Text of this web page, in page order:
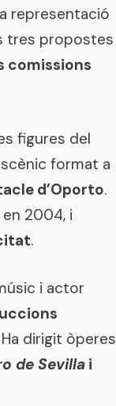
representació
tres propostes
comissions
figures del
format a
d’Oporto.
2004, i
.
i actor
Ha dirigit òperes
de Sevilla i